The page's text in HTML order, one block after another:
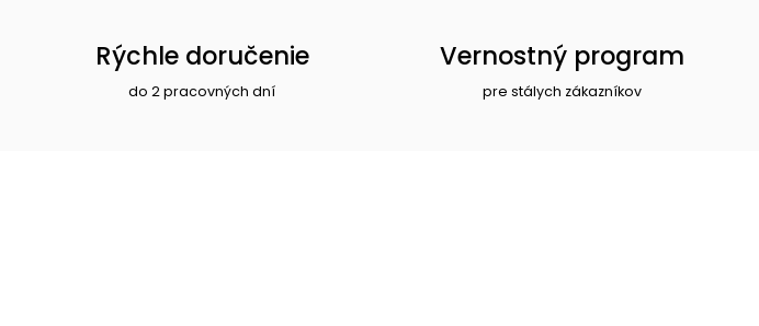
Rýchle doručenie
do 2 pracovných dní
Vernostný program
pre stálych zákazníkov